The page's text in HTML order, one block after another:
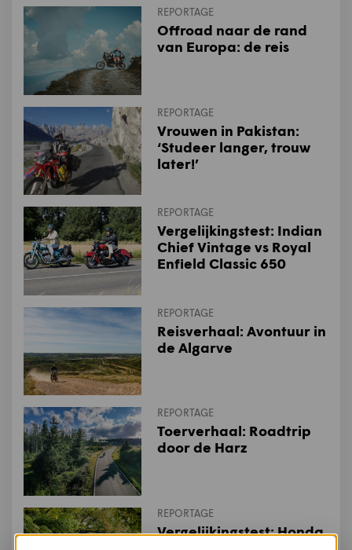
REPORTAGE
Offroad naar de rand
van Europa: de reis
REPORTAGE
Vrouwen in Pakistan:
‘Studeer langer, trouw
later!’
REPORTAGE
Vergelijkingstest: Indian
Chief Vintage vs Royal
Enfield Classic 650
REPORTAGE
Reisverhaal: Avontuur in
de Algarve
REPORTAGE
Toerverhaal: Roadtrip
door de Harz
REPORTAGE
Vergelijkingstest: Honda